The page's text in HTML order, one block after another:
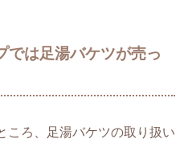
では足湯バケツが売っ
ころ、足湯バケツの取り扱い